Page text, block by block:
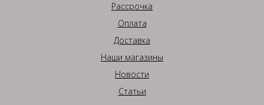
Рассрочка
Оплата
Доставка
Наши магазины
Новости
Статьи